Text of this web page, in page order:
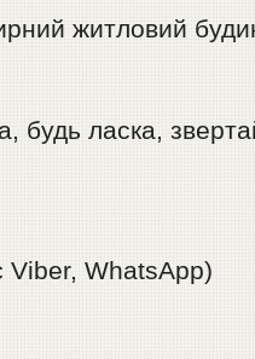
житловий
ласка,
Viber, WhatsApp)